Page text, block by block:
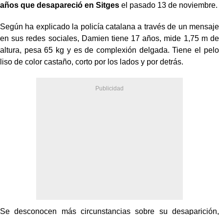
años que desapareció en Sitges el pasado 13 de noviembre.
Según ha explicado la policía catalana a través de un mensaje
en sus redes sociales, Damien tiene 17 años, mide 1,75 m de
altura, pesa 65 kg y es de complexión delgada. Tiene el pelo
liso de color castaño, corto por los lados y por detrás.
Se desconocen más circunstancias sobre su desaparición,